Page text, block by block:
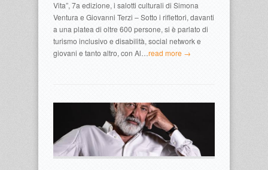
Vita”, 7a edizione, i salotti culturali di Simona
Ventura e Giovanni Terzi – Sotto i riflettori, davanti
a una platea di oltre 600 persone, si è parlato di
turismo inclusivo e disabilità, social network e
giovani e tanto altro, con Al…read more →